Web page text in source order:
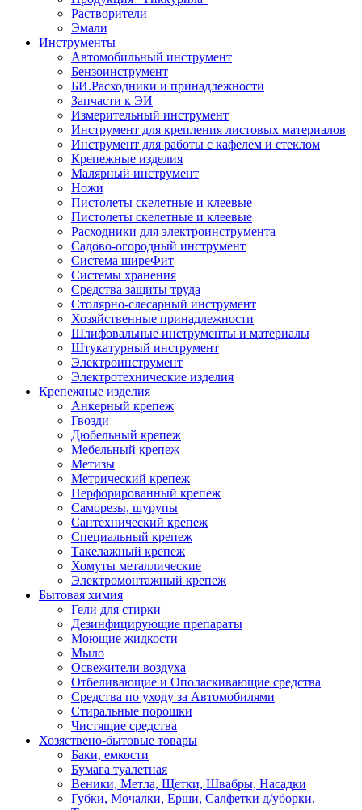
Растворители
Эмали
Инструменты
Автомобильный инструмент
Бензоинструмент
БИ.Расходники и принадлежности
Запчасти к ЭИ
Измерительный инструмент
Инструмент для крепления листовых материалов
Инструмент для работы с кафелем и стеклом
Крепежные изделия
Малярный инструмент
Ножи
Пистолеты скелетные и клеевые
Пистолеты скелетные и клеевые
Расходники для электроинструмента
Садово-огородный инструмент
Система ширеФит
Системы хранения
Средства защиты труда
Столярно-слесарный инструмент
Хозяйственные принадлежности
Шлифовальные инструменты и материалы
Штукатурный инструмент
Электроинструмент
Электротехнические изделия
Крепежные изделия
Анкерный крепеж
Гвозди
Дюбельный крепеж
Мебельный крепеж
Метизы
Метрический крепеж
Перфорированный крепеж
Саморезы, шурупы
Сантехнический крепеж
Специальный крепеж
Такелажный крепеж
Хомуты металлические
Электромонтажный крепеж
Бытовая химия
Гели для стирки
Дезинфицирующие препараты
Моющие жидкости
Мыло
Освежители воздуха
Отбеливающие и Ополаскивающие средства
Средства по уходу за Автомобилями
Стиральные порошки
Чистящие средства
Хозяствено-бытовые товары
Баки, емкости
Бумага туалетная
Веники, Метла, Щетки, Швабры, Насадки
Губки, Мочалки, Ерши, Салфетки д/уборки,